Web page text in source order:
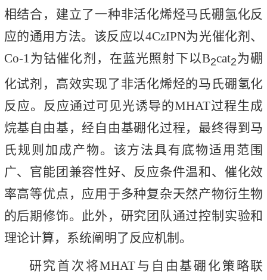
相结合，建立了一种非活化烯烃马氏硼氢化反
应的通用方法。该反应以4CzIPN为光催化剂、
Co-1为钴催化剂，在蓝光照射下以B2cat2为硼
化试剂，高效实现了非活化烯烃的马氏硼氢化
反应。反应通过可见光诱导的MHAT过程生成
烷基自由基，经自由基硼化过程，最终得到马
氏规则加成产物。该方法具有底物适用范围
广、官能团兼容性好、反应条件温和、催化效
率高等优点，应用于多种复杂天然产物衍生物
的后期修饰。此外，研究团队通过控制实验和
理论计算，系统阐明了反应机制。
研究首次将MHAT与自由基硼化策略联